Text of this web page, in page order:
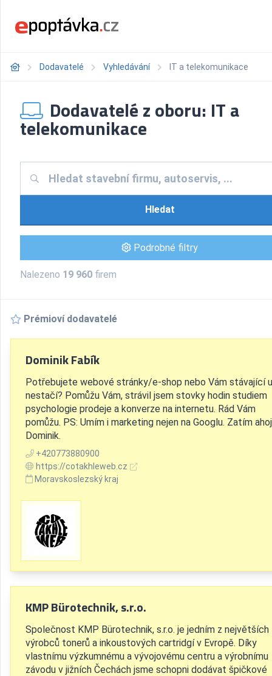
Dodavatelé Vyhledávání IT a telekomunikace
Dodavatelé z oboru: IT a
telekomunikace
Hledat
Podrobné filtry
Nalezeno 19 960 firem
Prémioví dodavatelé
Dominik Fabík
Potřebujete webové stránky/e-shop nebo Vám stávající
nestačí? Pomůžu Vám, strávil jsem stovky hodin studiem
psychologie prodeje a konverze na internetu. Rád Vám
pomůžu. PS: Umím i marketing nejen na Googlu. Zatím
Dominik.
+420773880900
https://cotakhleweb.cz
Moravskoslezský kraj
KMP Bürotechnik, s.r.o.
Společnost KMP Bürotechnik, s.r.o. je jedním z největších
výrobců tonerů a inkoustových cartridgí v Evropě. Díky
vlastnímu výzkumnému a vývojovému centru a výrobnímu
závodu v jižních Čechách jsme schopni dodávat špičkové